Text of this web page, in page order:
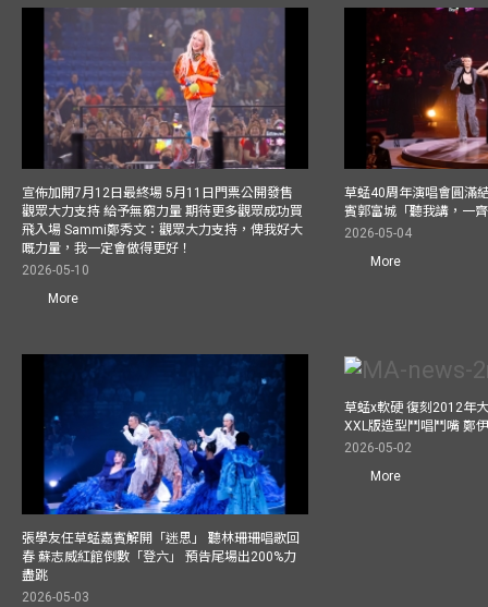
宣佈加開7月12日最終場 5月11日門票公開發售
觀眾大力支持 給予無窮力量 期待更多觀眾成功買
飛入場 Sammi鄭秀文：觀眾大力支持，俾我好大
嘅力量，我一定會做得更好！
2026-05-10
More
草蜢40周年演唱會圓滿
賓郭富城「聽我講，一
2026-05-04
More
張學友任草蜢嘉賓解開「迷思」 聽林珊珊唱歌回
春 蘇志威紅館倒數「登六」 預告尾場出200%力
盡跳
2026-05-03
草蜢x軟硬 復刻2012年
XXL版造型鬥唱鬥嘴 鄭
2026-05-02
More